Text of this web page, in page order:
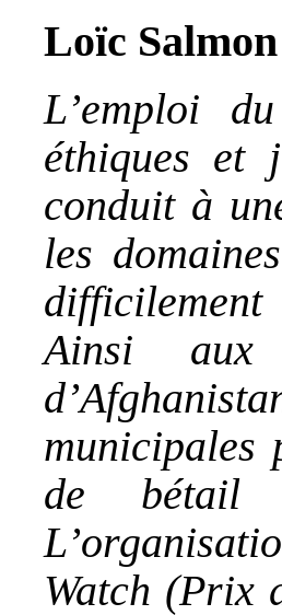
Loïc Salmon
L’emploi
éthiques et
conduit à
les
Ainsi aux
municipales
de bétail
Watch (Prix